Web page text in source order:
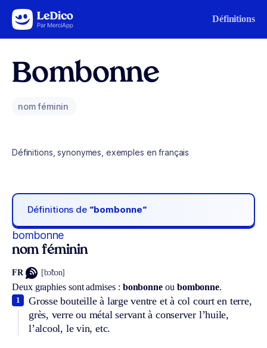
Aller au contenu Définitions
Bombonne
nom féminin
Définitions, synonymes, exemples en français
Définitions de “bombonne“
bombonne
nom féminin
FR [bɔ̃bɔn]
Deux graphies sont admises : bonbonne ou bombonne.
Grosse bouteille à large ventre et à col court en terre,
grès, verre ou métal servant à conserver l’huile,
l’alcool, le vin, etc.
1